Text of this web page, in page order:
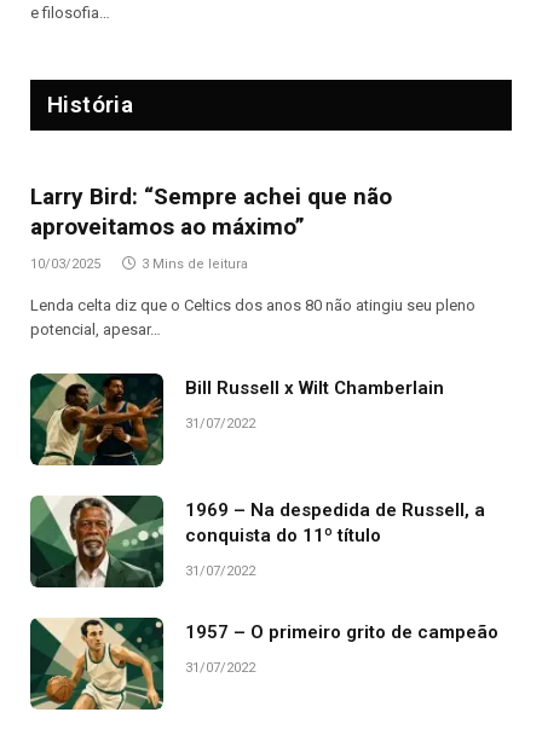
e filosofia…
História
Larry Bird: “Sempre achei que não
aproveitamos ao máximo”
10/03/2025 3 Mins de leitura
Lenda celta diz que o Celtics dos anos 80 não atingiu seu pleno
potencial, apesar…
Bill Russell x Wilt Chamberlain
31/07/2022
1969 – Na despedida de Russell, a
conquista do 11º título
31/07/2022
1957 – O primeiro grito de campeão
31/07/2022